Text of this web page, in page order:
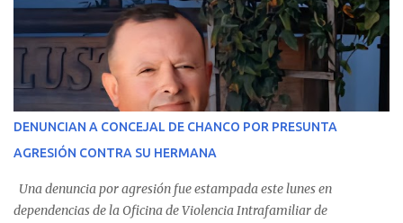
custodian fondos públicos— efectuaron transacciones por un
monto total de $116.075.918 entre enero de 2024 y junio de 2025.
En el detalle regional, se indica que en la comuna de Cauquenes se
identificó a cuatro funcionarios involucrados en este tipo de
operaciones. Asimismo, se precisa que uno de los casos
corresponde a un funcionario de la Municipalidad de Chanco,
detectaron incumplimientos a la normativa vigente. El informe
precisa que la mayor cantidad de dinero apostado se registró en
Talca, donde...
DENUNCIAN A CONCEJAL DE CHANCO POR PRESUNTA
AGRESIÓN CONTRA SU HERMANA
Una denuncia por agresión fue estampada este lunes en
dependencias de la Oficina de Violencia Intrafamiliar de